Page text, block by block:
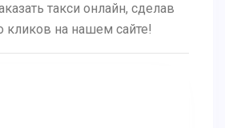
такси онлайн, сделав
кликов на нашем сайте!